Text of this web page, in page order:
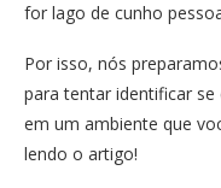
for lago de cunho
Por isso, nós
para tentar identificar
em um ambiente que
lendo o artigo!